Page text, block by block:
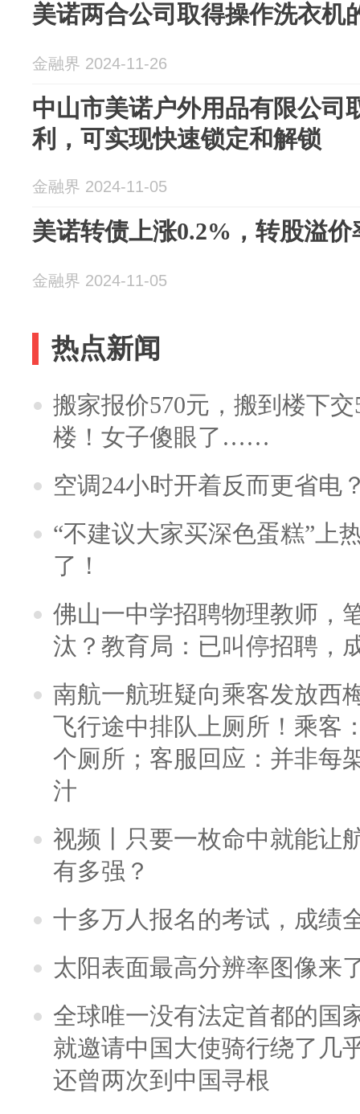
美诺两合公司取得操作洗衣机
金融界 2024-11-26
中山市美诺户外用品有限公司
利，可实现快速锁定和解锁
金融界 2024-11-05
美诺转债上涨0.2%，转股溢价
金融界 2024-11-05
热点新闻
搬家报价570元，搬到楼下
楼！女子傻眼了……
空调24小时开着反而更省电
“不建议大家买深色蛋糕”上
了！
佛山一中学招聘物理教师，
汰？教育局：已叫停招聘，
南航一航班疑向乘客发放西
飞行途中排队上厕所！乘客
个厕所；客服回应：并非每
汁
视频丨只要一枚命中就能让
有多强？
十多万人报名的考试，成绩
太阳表面最高分辨率图像来
全球唯一没有法定首都的国
就邀请中国大使骑行绕了几
还曾两次到中国寻根